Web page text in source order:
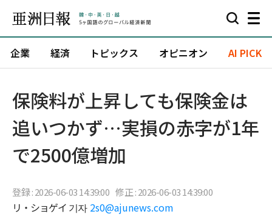
企業 経済 トピックス オピニオン AI PICK
保険料が上昇しても保険金は
追いつかず…実損の赤字が1年
で2500億増加
登録 : 2026-06-03 14:39:00 修正 : 2026-06-03 14:39:00
リ・ショゲイ 기자 2s0@ajunews.com